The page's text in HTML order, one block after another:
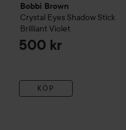
Bobbi Brown
Crystal Eyes Shadow Stick
Brilliant Violet
500 kr
KÖP